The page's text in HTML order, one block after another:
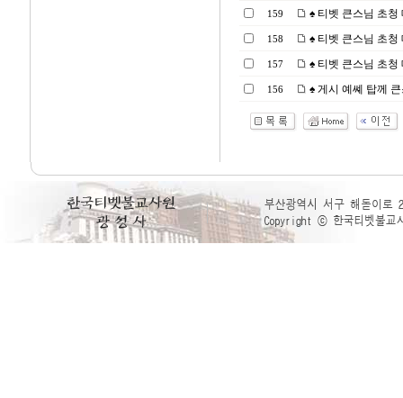
159 ♠ 티벳 큰스님 초청
158 ♠ 티벳 큰스님 초청
157 ♠ 티벳 큰스님 초청
156 ♠ 게시 예쎼 탑께